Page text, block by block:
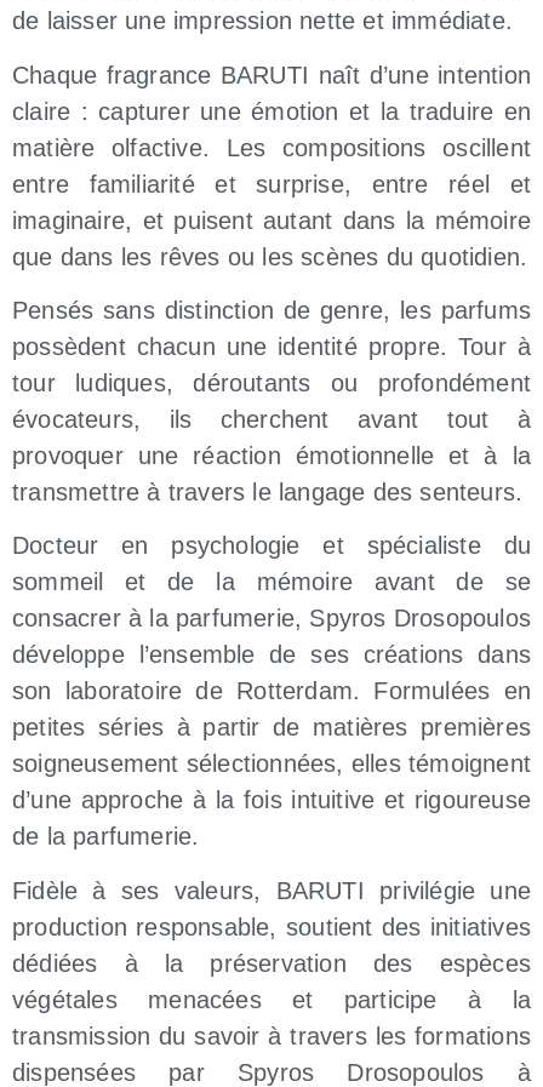
de laisser une impression nette et immédiate.
Chaque fragrance BARUTI naît d’une intention
claire : capturer une émotion et la traduire en
matière olfactive. Les compositions oscillent
entre familiarité et surprise, entre réel et
imaginaire, et puisent autant dans la mémoire
que dans les rêves ou les scènes du quotidien.
Pensés sans distinction de genre, les parfums
possèdent chacun une identité propre. Tour à
tour ludiques, déroutants ou profondément
évocateurs, ils cherchent avant tout à
provoquer une réaction émotionnelle et à la
transmettre à travers le langage des senteurs.
Docteur en psychologie et spécialiste du
sommeil et de la mémoire avant de se
consacrer à la parfumerie, Spyros Drosopoulos
développe l’ensemble de ses créations dans
son laboratoire de Rotterdam. Formulées en
petites séries à partir de matières premières
soigneusement sélectionnées, elles témoignent
d’une approche à la fois intuitive et rigoureuse
de la parfumerie.
Fidèle à ses valeurs, BARUTI privilégie une
production responsable, soutient des initiatives
dédiées à la préservation des espèces
végétales menacées et participe à la
transmission du savoir à travers les formations
dispensées par Spyros Drosopoulos à